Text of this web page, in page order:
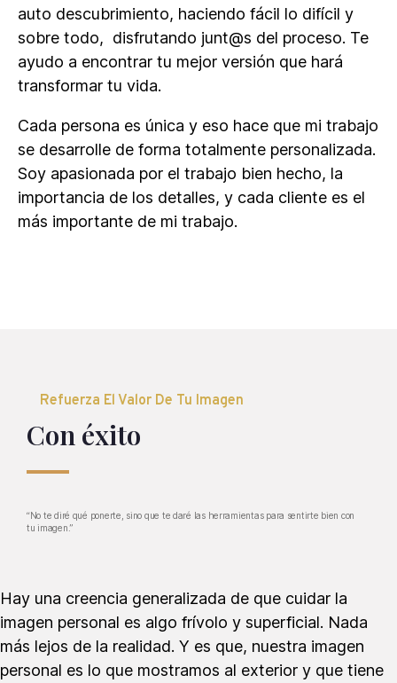
auto descubrimiento, haciendo fácil lo difícil y
sobre todo, disfrutando junt@s del proceso. Te
ayudo a encontrar tu mejor versión que hará
transformar tu vida.
Cada persona es única y eso hace que mi trabajo
se desarrolle de forma totalmente personalizada.
Soy apasionada por el trabajo bien hecho, la
importancia de los detalles, y cada cliente es el
más importante de mi trabajo.
Refuerza El Valor De Tu Imagen
Con éxito
“No te diré qué ponerte, sino que te daré las herramientas para sentirte bien con
tu imagen.”
Hay una creencia generalizada de que cuidar la
imagen personal es algo frívolo y superficial. Nada
más lejos de la realidad. Y es que, nuestra imagen
personal es lo que mostramos al exterior y que tiene